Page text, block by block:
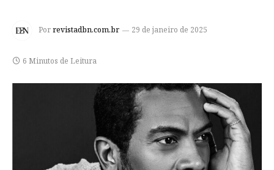
Porrevistadbn.com.br 29 de janeiro de 2025
6 Minutos de Leitura